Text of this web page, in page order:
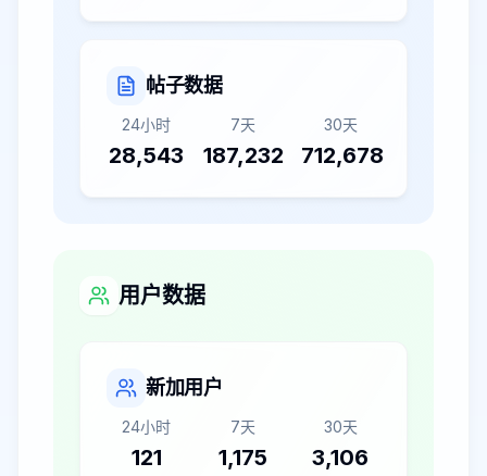
帖子数据
24小时
28,543
7天
187,232
30天
712,678
用户数据
新加用户
24小时
121
7天
1,175
30天
3,106